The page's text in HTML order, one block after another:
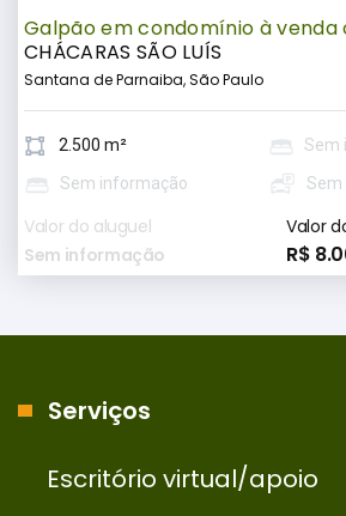
Galpão em condomínio à venda
CHÁCARAS SÃO LUÍS
Santana de Parnaiba, São Paulo
2.500 m²
Sem
Sem informação
Sem
Valor do aluguel
Sem informação
Valor
R$
Serviços
Escritório virtual/apoio